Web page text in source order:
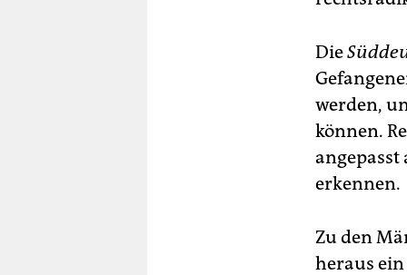
Die
werden,
können.
erkennen.
Zu den
heraus